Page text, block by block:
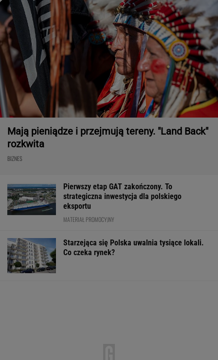
Mają pieniądze i przejmują tereny. "Land Back"
rozkwita
BIZNES
Pierwszy etap GAT zakończony. To
strategiczna inwestycja dla polskiego
eksportu
MATERIAŁ PROMOCYJNY
Starzejąca się Polska uwalnia tysiące lokali.
Co czeka rynek?